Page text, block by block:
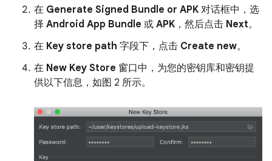
在 Generate Signed Bundle or APK 对话框中，选
择 Android App Bundle 或 APK ，然后点击 Next。
在 Key store path 字段下，点击 Create new。
在 New Key Store 窗口中，为您的密钥库和密钥提
供以下信息，如图 2 所示。